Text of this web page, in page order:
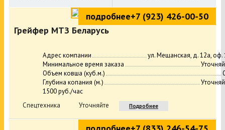
Грейфер МТЗ Беларусь
подробнее+7 (923) 426-00-50
Адрес компании
ул. Мещанская, д. 12а, оф.
Минимальное время заказа
Объем ковша (куб.м.)
Глубина копания (м.)
1500 руб./час
Спецтехника
Уточняйте Подробнее